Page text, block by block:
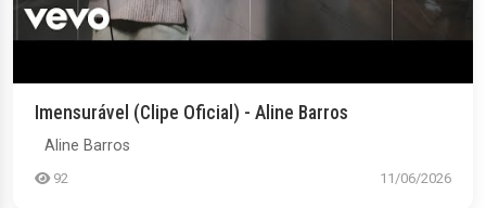
Imensurável (Clipe Oficial) - Aline Barros
Aline Barros
92 11/06/2026